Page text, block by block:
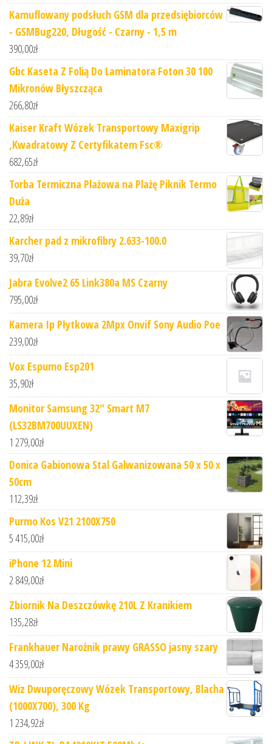
Kamuflowany podsłuch GSM dla przedsiębiorców
- GSMBug220, Długość - Czarny - 1,5 m
390,00zł
Gbc Kaseta Z Folią Do Laminatora Foton 30 100
Mikronów Błyszcząca
266,80zł
Kaiser Kraft Wózek Transportowy Maxigrip
,Kwadratowy Z Certyfikatem Fsc®
682,65zł
Torba Termiczna Plażowa na Plażę Piknik Termo
Duża
22,89zł
Karcher pad z mikrofibry 2.633-100.0
39,70zł
Jabra Evolve2 65 Link380a MS Czarny
795,00zł
Kamera Ip Płytkowa 2Mpx Onvif Sony Audio Poe
239,00zł
Vox Espumo Esp201
35,90zł
Monitor Samsung 32" Smart M7
(LS32BM700UUXEN)
1 279,00zł
Donica Gabionowa Stal Galwanizowana 50 x 50 x
50cm
112,39zł
Purmo Kos V21 2100X750
5 415,00zł
iPhone 12 Mini
2 849,00zł
Zbiornik Na Deszczówkę 210L Z Kranikiem
135,28zł
Frankhauer Narożnik prawy GRASSO jasny szary
4 359,00zł
Wiz Dwuporęczowy Wózek Transportowy, Blacha
(1000X700), 300 Kg
1 234,92zł